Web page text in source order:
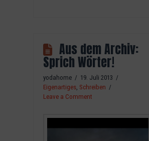
Aus dem Archiv:
Sprich Wörter!
yodahome
19. Juli 2013
Eigenartiges Schreiben
Leave a Comment